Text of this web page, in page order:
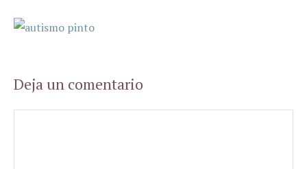
Deja un comentario